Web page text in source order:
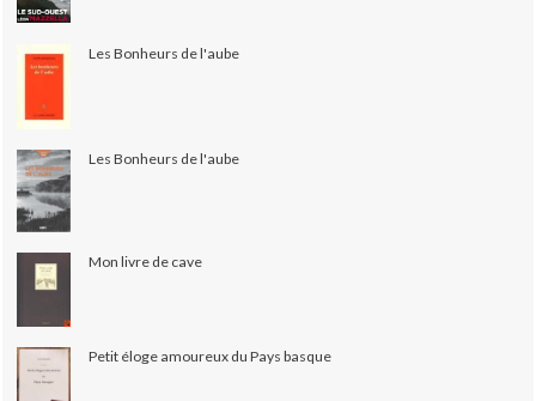
Les Bonheurs de l'aube
Les Bonheurs de l'aube
Mon livre de cave
Petit éloge amoureux du Pays basque